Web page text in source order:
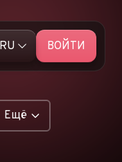
RU
(EN)
ВОЙТИ
Ещё